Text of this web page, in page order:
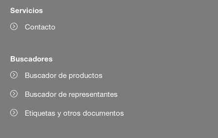
Servicios
Contacto
Buscadores
Buscador de productos
Buscador de representantes
Etiquetas y otros documentos